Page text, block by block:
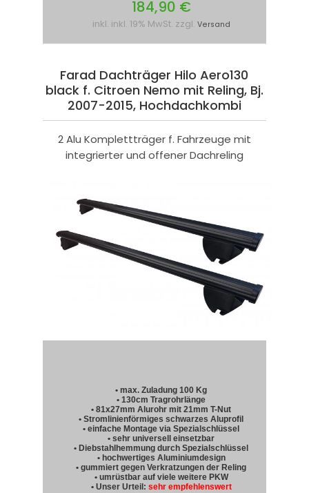
184,90 €
inkl. inkl. 19% MwSt. zzgl. Versand
Farad Dachträger Hilo Aero130
black f. Citroen Nemo mit Reling, Bj.
2007-2015, Hochdachkombi
2 Alu Komplettträger f. Fahrzeuge mit
integrierter und offener Dachreling
• max. Zuladung 100 Kg
• 130cm Tragrohrlänge
• 81x27mm Alurohr mit 21mm T-Nut
• Stromlinienförmiges schwarzes Aluprofil
• einfache Montage via Spezialschlüssel
• sehr universell einsetzbar
• Diebstahlhemmung durch Spezialschlüssel
• hochwertiges Aluminiumdesign
• gummiert gegen Verkratzungen der Reling
• umrüstbar auf viele weitere PKW
• Unser Urteil: sehr empfehlenswert